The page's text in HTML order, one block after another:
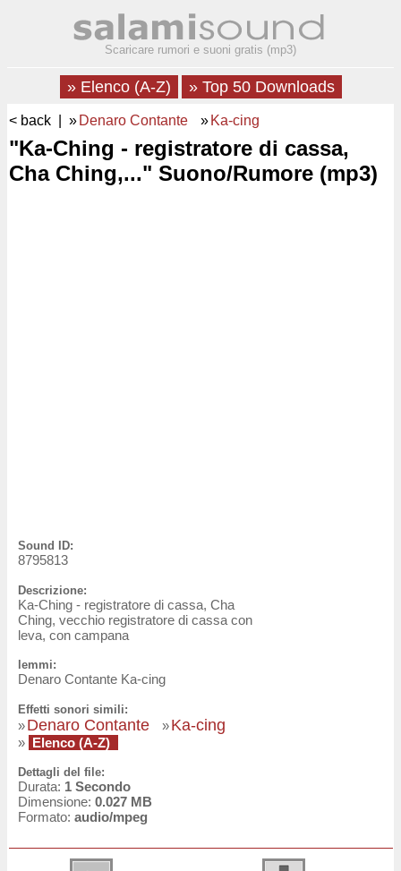
Scaricare rumori e suoni gratis (mp3)
» Elenco (A-Z) » Top 50 Downloads
< back | » Denaro Contante » Ka-cing
"Ka-Ching - registratore di cassa,
Cha Ching,..." Suono/Rumore (mp3)
Sound ID:
8795813
Descrizione:
Ka-Ching - registratore di cassa, Cha
Ching, vecchio registratore di cassa con
leva, con campana
lemmi:
Denaro Contante Ka-cing
Effetti sonori simili:
»Denaro Contante »Ka-cing
» Elenco (A-Z)
Dettagli del file:
Durata: 1 Secondo
Dimensione: 0.027 MB
Formato: audio/mpeg